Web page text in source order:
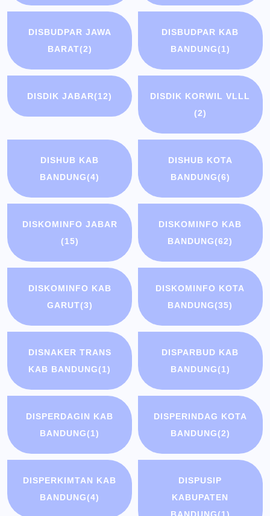
DISBUDPAR JAWA
BARAT(2)
DISBUDPAR KAB
BANDUNG(1)
DISDIK JABAR(12)
DISDIK KORWIL VLLL
(2)
DISHUB KAB
BANDUNG(4)
DISHUB KOTA
BANDUNG(6)
DISKOMINFO JABAR
(15)
DISKOMINFO KAB
BANDUNG(62)
DISKOMINFO KAB
GARUT(3)
DISKOMINFO KOTA
BANDUNG(35)
DISNAKER TRANS
KAB BANDUNG(1)
DISPARBUD KAB
BANDUNG(1)
DISPERDAGIN KAB
BANDUNG(1)
DISPERINDAG KOTA
BANDUNG(2)
DISPERKIMTAN KAB
BANDUNG(4)
DISPUSIP
KABUPATEN